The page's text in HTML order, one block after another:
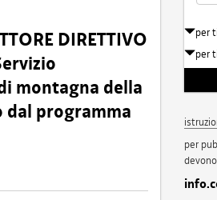
DIRETTIVO
montagna della
dal programma
per
per
per